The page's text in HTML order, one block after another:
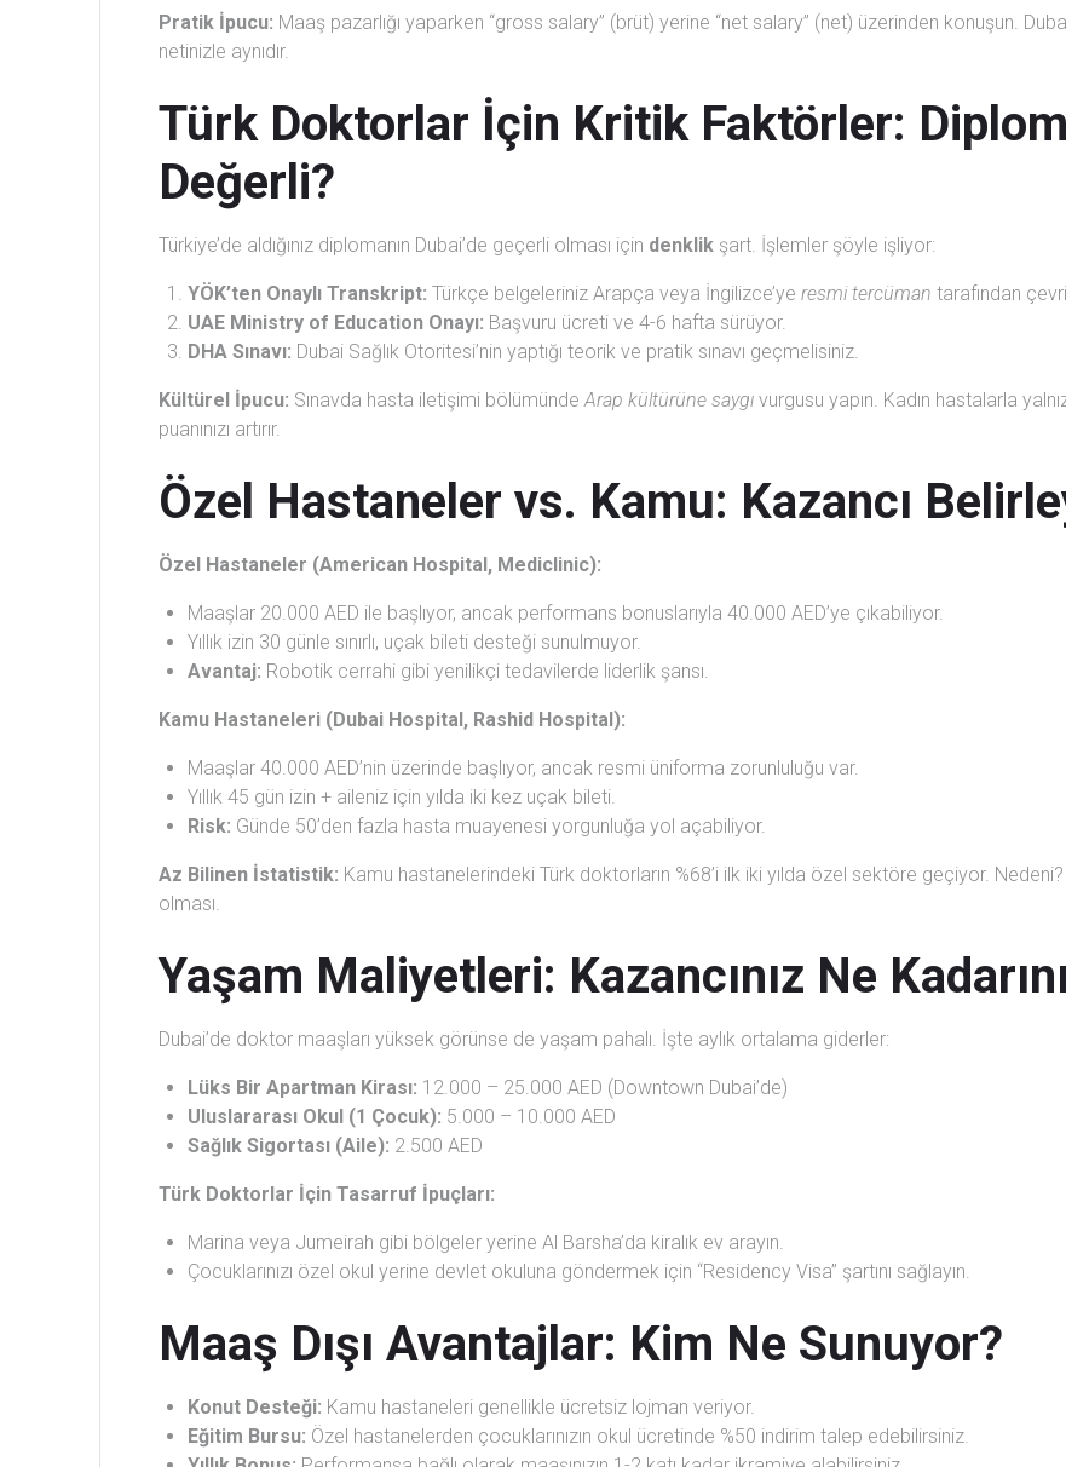
Pratik İpucu: Maaş pazarlığı yaparken “gross salary” (brüt) yerine “net salary” (net) üzerinden konuşun.
netinizle aynıdır.
Türk Doktorlar İçin Kritik Faktörler:
Değerli?
Türkiye’de aldığınız diplomanın Dubai’de geçerli olması için denklik şart. İşlemler şöyle işliyor:
YÖK’ten Onaylı Transkript: Türkçe belgeleriniz Arapça veya İngilizce’yeresmi tercüman tarafından
UAE Ministry of Education Onayı: Başvuru ücreti ve 4-6 hafta sürüyor.
DHA Sınavı: Dubai Sağlık Otoritesi’nin yaptığı teorik ve pratik sınavı geçmelisiniz.
Kültürel İpucu: Sınavda hasta iletişimi bölümündeArap kültürüne saygı vurgusu yapın. Kadın hastalarla
puanınızı artırır.
Özel Hastaneler vs. Kamu: Kazancı
Özel Hastaneler (American Hospital, Mediclinic):
Maaşlar 20.000 AED ile başlıyor, ancak performans bonuslarıyla 40.000 AED’ye çıkabiliyor.
Yıllık izin 30 günle sınırlı, uçak bileti desteği sunulmuyor.
Avantaj: Robotik cerrahi gibi yenilikçi tedavilerde liderlik şansı.
Kamu Hastaneleri (Dubai Hospital, Rashid Hospital):
Maaşlar 40.000 AED’nin üzerinde başlıyor, ancak resmi üniforma zorunluluğu var.
Yıllık 45 gün izin + aileniz için yılda iki kez uçak bileti.
Risk: Günde 50’den fazla hasta muayenesi yorgunluğa yol açabiliyor.
Az Bilinen İstatistik: Kamu hastanelerindeki Türk doktorların %68’i ilk iki yılda özel sektöre geçiyor. Nedeni?
olması.
Yaşam Maliyetleri: Kazancınız Ne
Dubai’de doktor maaşları yüksek görünse de yaşam pahalı. İşte aylık ortalama giderler:
Lüks Bir Apartman Kirası: 12.000 – 25.000 AED (Downtown Dubai’de)
Uluslararası Okul (1 Çocuk): 5.000 – 10.000 AED
Sağlık Sigortası (Aile): 2.500 AED
Türk Doktorlar İçin Tasarruf İpuçları:
Marina veya Jumeirah gibi bölgeler yerine Al Barsha’da kiralık ev arayın.
Çocuklarınızı özel okul yerine devlet okuluna göndermek için “Residency Visa” şartını sağlayın.
Maaş Dışı Avantajlar: Kim Ne Sunuyor?
Konut Desteği: Kamu hastaneleri genellikle ücretsiz lojman veriyor.
Eğitim Bursu: Özel hastanelerden çocuklarınızın okul ücretinde %50 indirim talep edebilirsiniz.